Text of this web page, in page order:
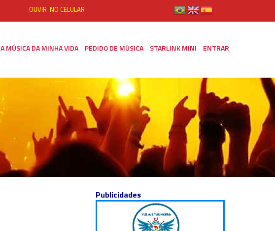
OUVIR NO CELULAR
A MÚSICA DA MINHA VIDA PEDIDO DE MÚSICA STARLINK MINI ENTRAR
Publicidades